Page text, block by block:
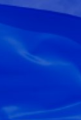
Skip
content